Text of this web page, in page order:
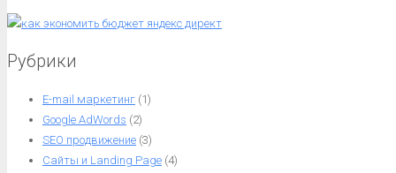
Рубрики
E-mail маркетинг (1)
Google AdWords (2)
SEO продвижение (3)
Сайты и Landing Page (4)